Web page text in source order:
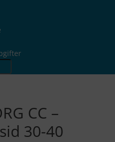
CC –
30-40